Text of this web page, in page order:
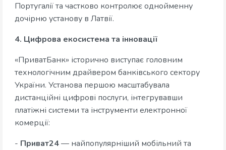
Португалії та частково контролює однойменну
дочірню установу в Латвії.
4. Цифрова екосистема та інновації
«ПриватБанк» історично виступає головним
технологічним драйвером банківського сектору
України. Установа першою масштабувала
дистанційні цифрові послуги, інтегрувавши
платіжні системи та інструменти електронної
комерції:
- Приват24— найпопулярніший мобільний та